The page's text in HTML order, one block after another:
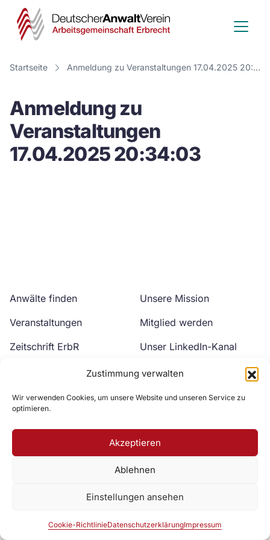
Zustimmung verwalten
Wir verwenden Cookies, um unsere Website und unseren Service zu
optimieren.
Akzeptieren
Ablehnen
Einstellungen ansehen
Cookie-RichtlinieDatenschutzerklärungImpressum
Deutscher
Anwalt
Verein
Startseite Anmeldung zu Veranstaltungen 17.04.2025 20:34:03
Anmeldung zu
Veranstaltungen
17.04.2025 20:34:03
Anwälte finden
Veranstaltungen
Zeitschrift ErbR
Unsere Mission
Mitglied werden
Unser LinkedIn-Kanal
Unser YouTube-Kanal
Zur DAV Webseite